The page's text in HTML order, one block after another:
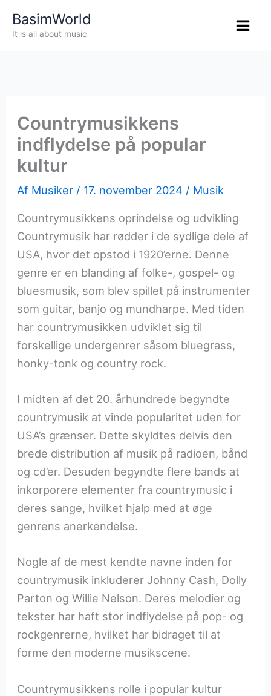
BasimWorld
It is all about music
Countrymusikkens
indflydelse på popular
kultur
Af Musiker / 17. november 2024 / Musik
Countrymusikkens oprindelse og udvikling
Countrymusik har rødder i de sydlige dele af
USA, hvor det opstod i 1920’erne. Denne
genre er en blanding af folke-, gospel- og
bluesmusik, som blev spillet på instrumenter
som guitar, banjo og mundharpe. Med tiden
har countrymusikken udviklet sig til
forskellige undergenrer såsom bluegrass,
honky-tonk og country rock.
I midten af det 20. århundrede begyndte
countrymusik at vinde popularitet uden for
USA’s grænser. Dette skyldtes delvis den
brede distribution af musik på radioen, bånd
og cd’er. Desuden begyndte flere bands at
inkorporere elementer fra countrymusic i
deres sange, hvilket hjalp med at øge
genrens anerkendelse.
Nogle af de mest kendte navne inden for
countrymusik inkluderer Johnny Cash, Dolly
Parton og Willie Nelson. Deres melodier og
tekster har haft stor indflydelse på pop- og
rockgenrerne, hvilket har bidraget til at
forme den moderne musikscene.
Countrymusikkens rolle i popular kultur